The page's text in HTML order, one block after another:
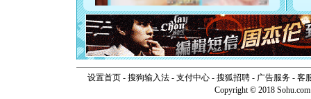
起；二
离。水晶
[元旦]当
泣，这痛
卖了。水
[春节]风
颜！冬去
道一声平
设置首页- 搜狗输入法- 支付中心- 搜狐招聘- 广告服务- 客
Copyright © 2018